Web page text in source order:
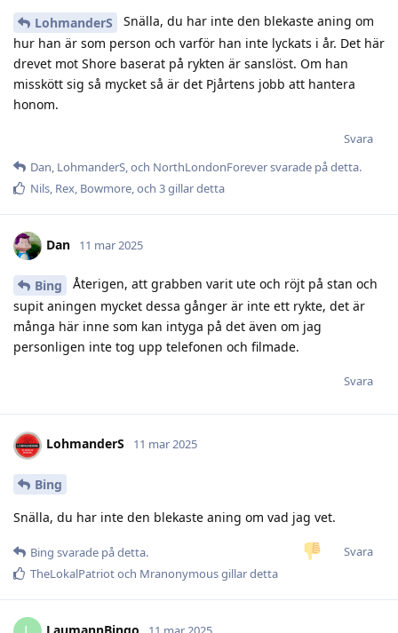
LohmanderS
Snälla, du har inte den blekaste aning om
hur han är som person och varför han inte lyckats i år. Det här
drevet mot Shore baserat på rykten är sanslöst. Om han
misskött sig så mycket så är det Pjårtens jobb att hantera
honom.
Svara
Dan, LohmanderS, och NorthLondonForeversvarade på detta.
Nils, Rex, Bowmore, och 3gillar detta
Dan 11 mar 2025
Bing
Återigen, att grabben varit ute och röjt på stan och
supit aningen mycket dessa gånger är inte ett rykte, det är
många här inne som kan intyga på det även om jag
personligen inte tog upp telefonen och filmade.
Svara
LohmanderS 11 mar 2025
Bing
Snälla, du har inte den blekaste aning om vad jag vet.
Svara
Bing svarade på detta.
TheLokalPatriotoch Mranonymousgillar detta